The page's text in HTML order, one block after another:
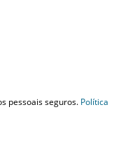
pessoais seguros. Política